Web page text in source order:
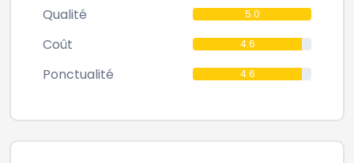
Qualité 5.0
Coût 4.6
Ponctualité 4.6